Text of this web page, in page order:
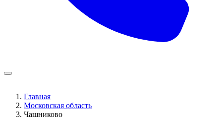
Главная
Московская область
Чашниково